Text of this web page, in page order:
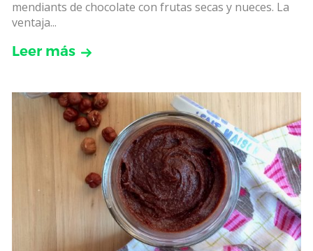
mendiants de chocolate con frutas secas y nueces. La
ventaja...
Leer más